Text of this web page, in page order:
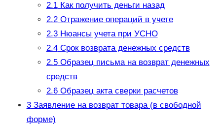
2.1Как получить деньги назад
2.2Отражение операций в учете
2.3Нюансы учета при УСНО
2.4Срок возврата денежных средств
2.5Образец письма на возврат денежных
средств
2.6Образец акта сверки расчетов
3Заявление на возврат товара (в свободной
форме)